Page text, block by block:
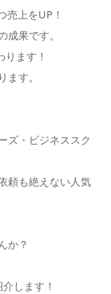
上をUP！
果です。
ます！
す。
ズ・ビジネススク
頼も絶えない人気
か？
します！